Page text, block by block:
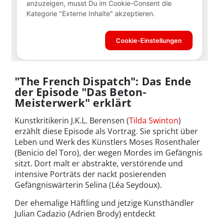
"The French Dispatch": Das Ende
der Episode "Das Beton-
Meisterwerk" erklärt
Kunstkritikerin J.K.L. Berensen (Tilda Swinton)
erzählt diese Episode als Vortrag. Sie spricht über
Leben und Werk des Künstlers Moses Rosenthaler
(Benicio del Toro), der wegen Mordes im Gefängnis
sitzt. Dort malt er abstrakte, verstörende und
intensive Porträts der nackt posierenden
Gefängniswärterin Selina (Léa Seydoux).
Der ehemalige Häftling und jetzige Kunsthändler
Julian Cadazio (Adrien Brody) entdeckt